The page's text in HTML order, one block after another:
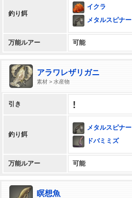
釣り餌
イクラ
メタルスピナー
万能ルアー 可能
アラワレザリガニ
素材 > 水産物
引き !
釣り餌
メタルスピナー
ドバミミズ
万能ルアー 可能
瞑想魚